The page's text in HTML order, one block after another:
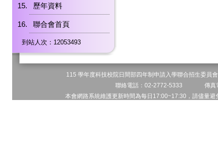
歷年資料
聯合會首頁
到站人次：12053493
115 學年度科技校院日間部四年制申請入學聯合招生委
聯絡電話：02-2772-5333 傳
本會網路系統維護更新時間為每日17:00~17:30，請儘量